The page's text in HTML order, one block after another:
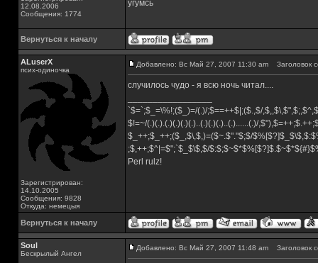
12.08.2006
Сообщения: 1774
угумсь
Вернуться к началу
ALuserX
псих-одиночка
Зарегистрирован:
14.10.2005
Сообщения: 9828
Откуда: немецыя
Добавлено: Вс Май 27, 2007 11:30 am Заголовок
случилось чудо - я всю ночь читал....
`$=`;$_=\%!;($_)=/(.)/;$==++$|;($.,$/
$!=~/(.)(.).(.)(.)(.)(.)..(.)(.)(.)..(.)......(.)/
$_++;$_++;($_,$\,$,)=($~.$"."$;$/
;$,++;$^|=$";`$_$\$,$/
Perl rulz!
Вернуться к началу
Soul
Бескрылый Ангел
Добавлено: Вс Май 27, 2007 11:48 am Заголовок